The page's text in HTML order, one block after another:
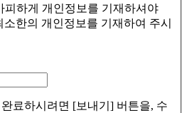
피하게 개인정보를 기재하셔야
한의 개인정보를 기재하여 주시
료하시려면 [보내기] 버튼을, 수